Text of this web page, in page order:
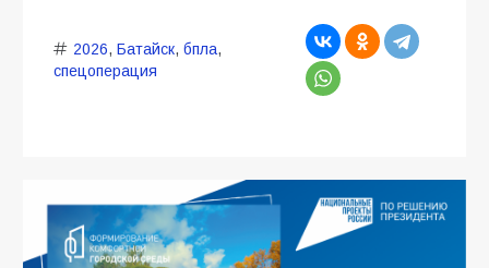
2026, Батайск, бпла,
спецоперация